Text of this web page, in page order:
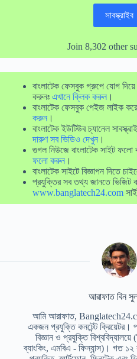
সাবস্ক্রাইব
Join 8,302 other
বাংলাটেক ফেসবুক গ্রুপে যোগ
করুনঃ এখানে ক্লিক করুন ।
বাংলাটেক ফেসবুক পেইজ লাইক
করুন ।
বাংলাটেক ইউটিউব চ্যানেল
দারুণ সব ভিডিও দেখুন ।
গুগল নিউজে বাংলাটেক সাইট ফলো
ফলো করুন ।
বাংলাটেক সাইটে বিজ্ঞাপন দিতে
প্রযুক্তির সব তথ্য জানতে ভিজিট
www.banglatech24.com
আরাফাত বিন
আমি আরাফাত,
একজন প্রযুক্তি কনটেন্ট ক্রিয়েটর।
বিজ্ঞান ও প্রযুক্তি বিশ্ববিদ্যালয়ে
ব্যাংকিং, এমবিএ - ফিন্যান্স)। গত